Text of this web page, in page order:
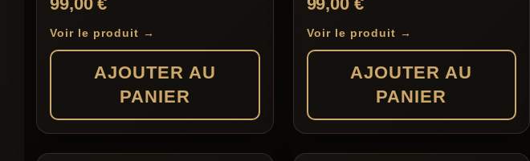
Voir le produit →
AJOUTER AU
PANIER
Voir le produit →
AJOUTER AU
PANIER